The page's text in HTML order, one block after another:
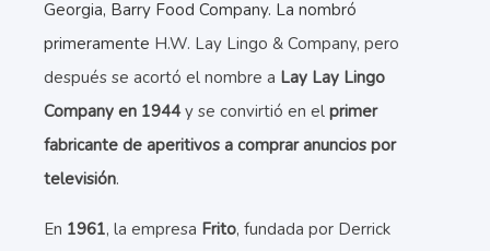
Georgia, Barry Food Company. La nombró
primeramente H.W. Lay Lingo & Company, pero
después se acortó el nombre a Lay Lay Lingo
Company en 1944y se convirtió en el primer
fabricante de aperitivos a comprar anuncios por
televisión.
En 1961, la empresa Frito, fundada por Derrick